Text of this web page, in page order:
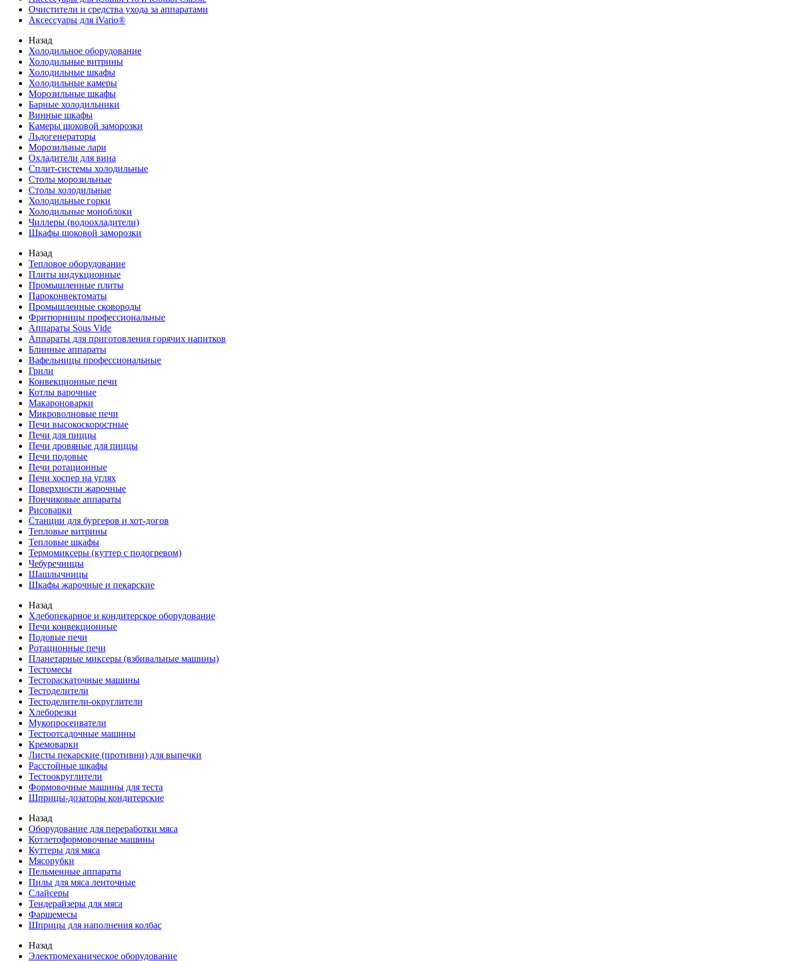
Очистители и средства ухода за аппаратами
Аксессуары для iVario®
Назад
Холодильное оборудование
Холодильные витрины
Холодильные шкафы
Холодильные камеры
Морозильные шкафы
Барные холодильники
Винные шкафы
Камеры шоковой заморозки
Льдогенераторы
Морозильные лари
Охладители для вина
Сплит-системы холодильные
Столы морозильные
Столы холодильные
Холодильные горки
Холодильные моноблоки
Чиллеры (водоохладители)
Шкафы шоковой заморозки
Назад
Тепловое оборудование
Плиты индукционные
Промышленные плиты
Пароконвектоматы
Промышленные сковороды
Фритюрницы профессиональные
Аппараты Sous Vide
Аппараты для приготовления горячих напитков
Блинные аппараты
Вафельницы профессиональные
Грили
Конвекционные печи
Котлы варочные
Макароноварки
Микроволновые печи
Печи высокоскоростные
Печи для пиццы
Печи дровяные для пиццы
Печи подовые
Печи ротационные
Печи хоспер на углях
Поверхности жарочные
Пончиковые аппараты
Рисоварки
Станции для бургеров и хот-догов
Тепловые витрины
Тепловые шкафы
Термомиксеры (куттер с подогревом)
Чебуречницы
Шашлычницы
Шкафы жарочные и пекарские
Назад
Хлебопекарное и кондитерское оборудование
Печи конвекционные
Подовые печи
Ротационные печи
Планетарные миксеры (взбивальные машины)
Тестомесы
Тестораскаточные машины
Тестоделители
Тестоделители-округлители
Хлеборезки
Мукопросеиватели
Тестоотсадочные машины
Кремоварки
Листы пекарские (противни) для выпечки
Расстойные шкафы
Тестоокруглители
Формовочные машины для теста
Шприцы-дозаторы кондитерские
Назад
Оборудование для переработки мяса
Котлетоформовочные машины
Куттеры для мяса
Мясорубки
Пельменные аппараты
Пилы для мяса ленточные
Слайсеры
Тендерайзеры для мяса
Фаршемесы
Шприцы для наполнения колбас
Назад
Электромеханическое оборудование